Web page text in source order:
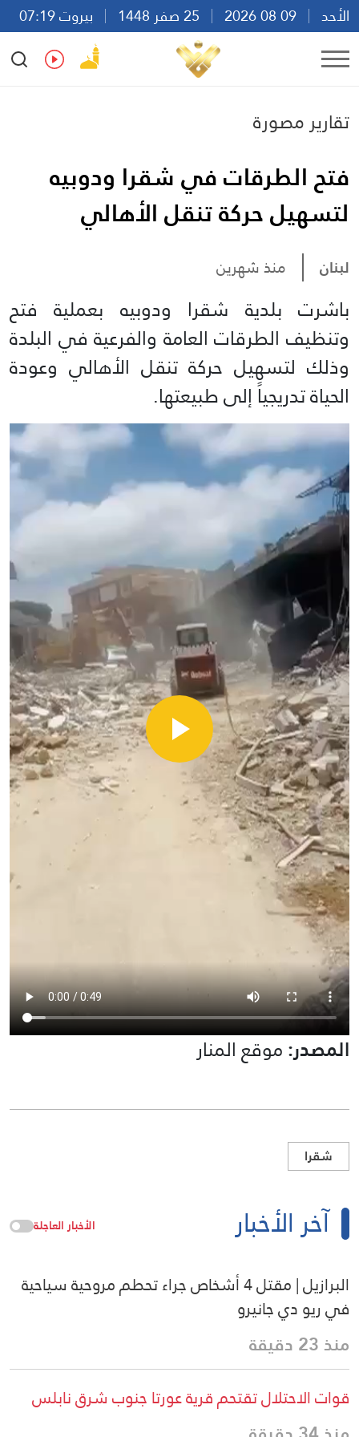
الأحد
بيروت 07:19
Ar
En Fr Es
تقارير مصورة
فتح الطرقات في شقرا ودوبيه
لتسهيل حركة تنقل الأهالي
لبنان منذ شهرين
باشرت بلدية شقرا ودوبيه بعملية فتح
وتنظيف الطرقات العامة والفرعية في البلدة
وذلك لتسهيل حركة تنقل الأهالي وعودة
الحياة تدريجياً إلى طبيعتها.
المصدر:موقع المنار
شقرا
آخر الأخبار الأخبار العاجلة
البرازيل | مقتل 4 أشخاص جراء تحطم مروحية سياحية
في ريو دي جانيرو
منذ 23 دقيقة
قوات الاحتلال تقتحم قرية عورتا جنوب شرق نابلس